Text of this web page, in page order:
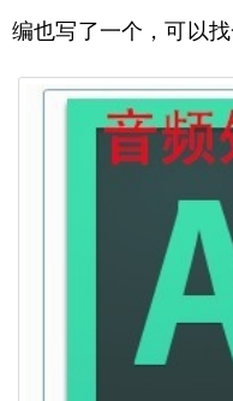
编也写了一个，可以找